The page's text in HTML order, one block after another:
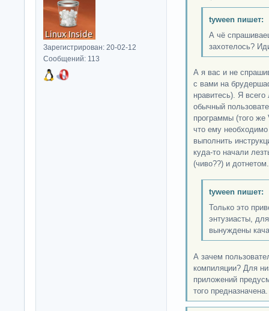
Зарегистрирован: 20-02-12
Сообщений: 113
tyween пишет:
А чё
захотелось?
А я вас и не
с вами на
нравитесь). Я
обычный
программы (того же
что ему
выполнить
куда-то начали
(чиво??) и
tyween пишет:
Только это
энтузиасты,
вынуждены
А зачем
компиляции? Для
приложений
того предназначена.